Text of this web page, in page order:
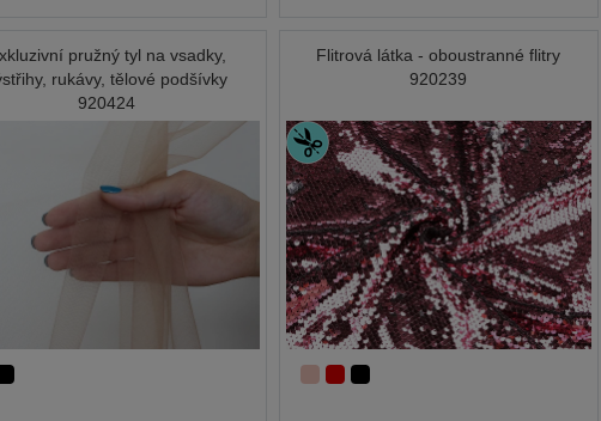
pružný tyl na vsadky,
rukávy, tělové podšívky
920424
Flitrová látka - oboustranné flitry
920239